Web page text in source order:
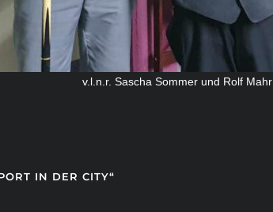
v.l.n.r. Sascha Sommer und Rolf Mahr
IN DER CITY“